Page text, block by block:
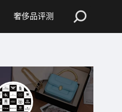
奢侈品评测